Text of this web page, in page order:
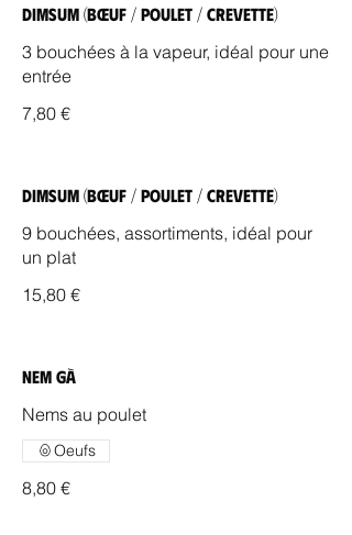
Dimsum (Bœuf / Poulet / Crevette)
3 bouchées à la vapeur, idéal pour une
entrée
7,80 €
Dimsum (Bœuf / Poulet / Crevette)
9 bouchées, assortiments, idéal pour
un plat
15,80 €
Nem Gà
Nems au poulet
8,80 €
Oeufs